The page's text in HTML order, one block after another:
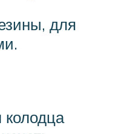
для
колодца